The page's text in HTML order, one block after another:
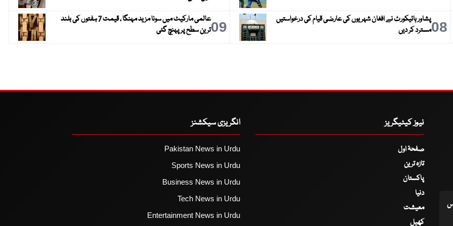
08پشاور ہائیکورٹ نے افغان شہریوں کی عارضی قیام کی درخواستیں
مسترد کر دیں
09
عالمی مارکیٹ میں سونا مزید مہنگا ، قیمت 7 ہفتوں کی بلند
ترین سطح پر پہنچ گئی
نیوز کیٹیگریز
صفحۂ اول
تازہ ترین
پاکستان
دنیا
معیشت
کھیل
انگریزی سیکشنز
Pakistan News in Urdu
Sports News in Urdu
Business News in Urdu
Tech News in Urdu
Entertainment News in Urdu